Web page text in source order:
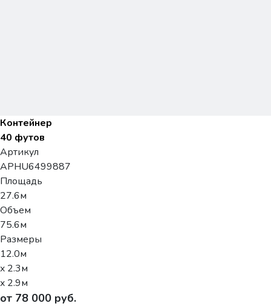
Контейнер
40 футов
Артикул
APHU6499887
Площадь
27.6м
Объем
75.6м
Размеры
12.0м
x 2.3м
x 2.9м
от 78 000 руб.